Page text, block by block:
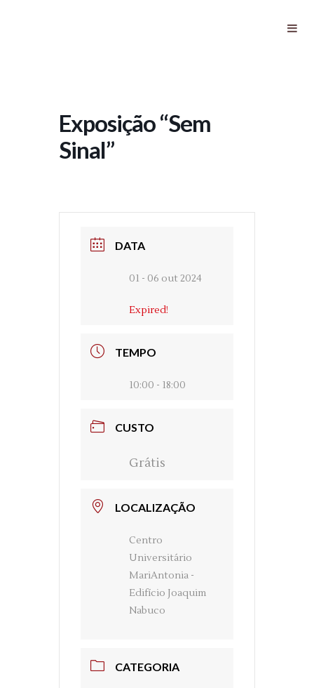
Exposição “Sem
Sinal”
DATA
01 - 06 out 2024
Expired!
TEMPO
10:00 - 18:00
CUSTO
Grátis
LOCALIZAÇÃO
Centro
Universitário
MariAntonia -
Edifício Joaquim
Nabuco
CATEGORIA